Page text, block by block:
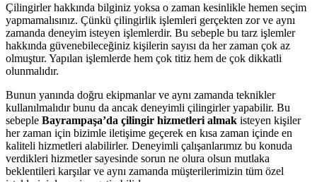
Çilingirler hakkında bilginiz yoksa o zaman kesinlikle hemen seçim
yapmamalısınız. Çünkü çilingirlik işlemleri gerçekten zor ve aynı
zamanda deneyim isteyen işlemlerdir. Bu sebeple bu tarz işlemler
hakkında güvenebileceğiniz kişilerin sayısı da her zaman çok az
olmuştur. Yapılan işlemlerde hem çok titiz hem de çok dikkatli
olunmalıdır.
Bunun yanında doğru ekipmanlar ve aynı zamanda teknikler
kullanılmalıdır bunu da ancak deneyimli çilingirler yapabilir. Bu
sebeple Bayrampaşa’da çilingir hizmetleri almak isteyen kişiler
her zaman için bizimle iletişime geçerek en kısa zaman içinde en
kaliteli hizmetleri alabilirler. Deneyimli çalışanlarımız bu konuda
verdikleri hizmetler sayesinde sorun ne olura olsun mutlaka
beklentileri karşılar ve aynı zamanda müşterilerimizin tüm özel